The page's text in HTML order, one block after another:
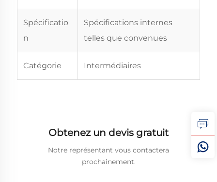
Spécificatio
n
Spécifications internes
telles que convenues
Catégorie Intermédiaires
Obtenez un devis gratuit
Notre représentant vous contactera
prochainement.